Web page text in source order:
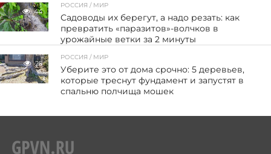
44
РОССИЯ / МИР
Садоводы их берегут, а надо резать: как
превратить «паразитов»-волчков в
урожайные ветки за 2 минуты
25
РОССИЯ / МИР
Уберите это от дома срочно: 5 деревьев,
которые треснут фундамент и запустят в
спальню полчища мошек